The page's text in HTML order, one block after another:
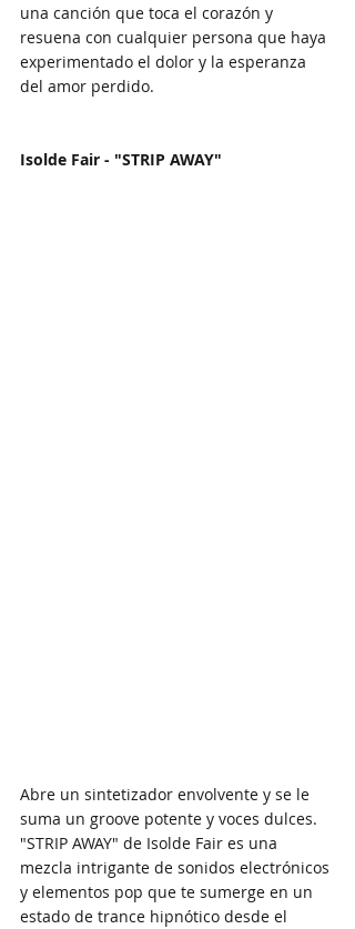
una canción que toca el corazón y
resuena con cualquier persona que haya
experimentado el dolor y la esperanza
del amor perdido.
Isolde Fair - "STRIP AWAY"
Abre un sintetizador envolvente y se le
suma un groove potente y voces dulces.
"STRIP AWAY" de Isolde Fair es una
mezcla intrigante de sonidos electrónicos
y elementos pop que te sumerge en un
estado de trance hipnótico desde el